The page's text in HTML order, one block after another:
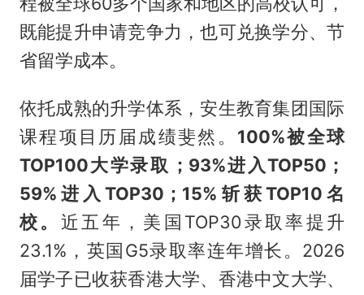
既能提升申请竞争力，也可兑换学分、节
省留学成本。
依托成熟的升学体系，安生教育集团国际
课程项目历届成绩斐然。 100%被全球
TOP100大学录取； 93%进入TOP50 ；
59% 进入TOP30 ； 15% 斩获TOP10 名
校。 近五年，美国TOP30录取率提升
23.1%，英国G5录取率连年增长。2026
届学子已收获香港大学、香港中文大学、